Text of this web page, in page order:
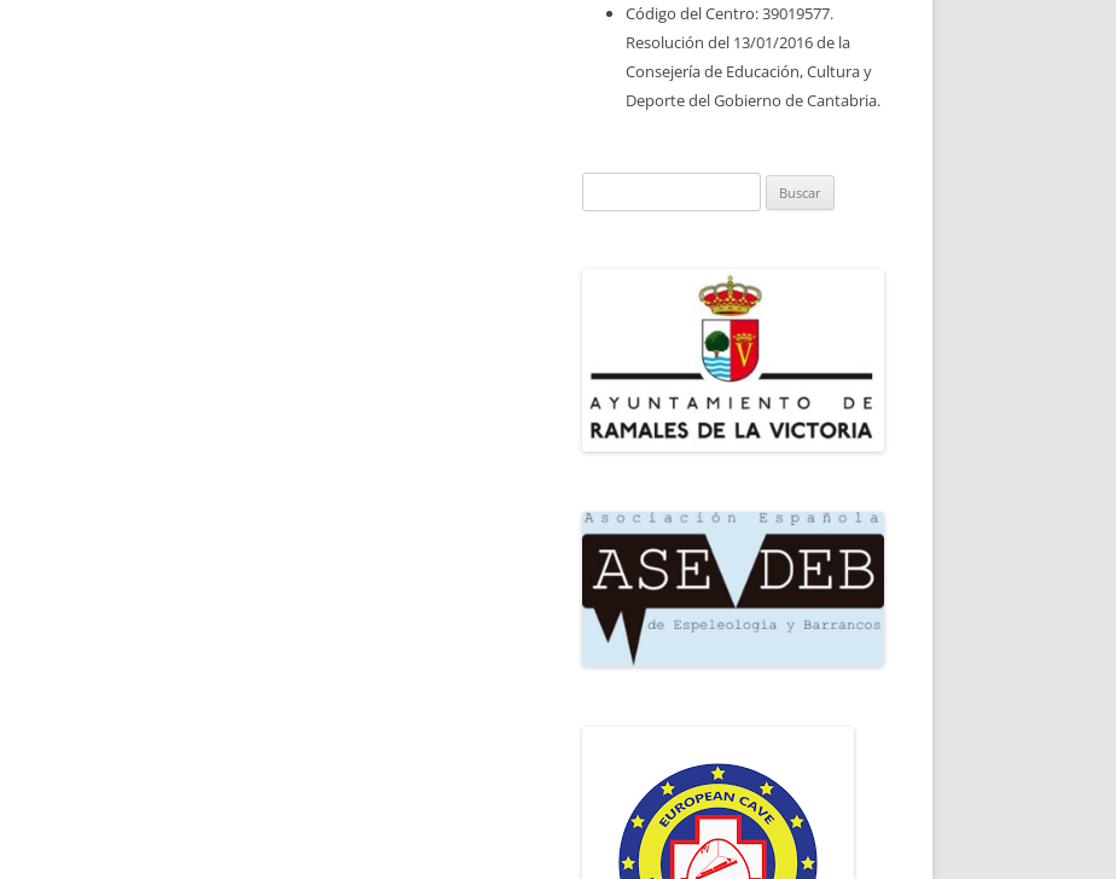
Código del Centro: 39019577.
Resolución del 13/01/2016 de la
Consejería de Educación, Cultura y
Deporte del Gobierno de Cantabria.